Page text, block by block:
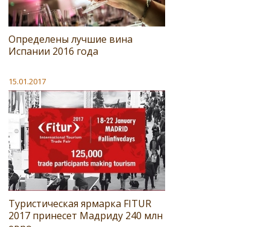
Определены лучшие вина
Испании 2016 года
15.01.2017
Туристическая ярмарка FITUR
2017 принесет Мадриду 240 млн